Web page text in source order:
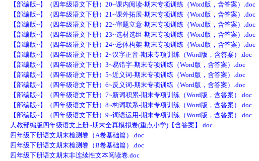
【部编版~】（四年级语文下册）20~课内阅读-期末专项训练（Word版，含答案）.doc
【部编版~】（四年级语文下册）21~课外拓展-期末专项训练（Word版，含答案）.doc
【部编版~】（四年级语文下册）22~审题立意-期末专项训练（Word版，含答案）.doc
【部编版~】（四年级语文下册）23~选材选组-期末专项训练（Word版，含答案）.doc
【部编版~】（四年级语文下册）24~总体构架-期末专项训练（Word版，含答案）.doc
【部编版~】（四年级语文下册）2~汉字正音-期末专项训练（Word版，含答案）.doc
【部编版~】（四年级语文下册）3~易错字-期末专项训练（Word版，含答案）.doc
【部编版~】（四年级语文下册）5~近义词-期末专项训练（Word版，含答案）.doc
【部编版~】（四年级语文下册）6~反义词-期末专项训练（Word版，含答案）.doc
【部编版~】（四年级语文下册）7~新词积累-期末专项训练（Word版，含答案）.doc
【部编版~】（四年级语文下册）8~构词联系-期末专项训练（Word版，含答案）.doc
【部编版~】（四年级语文下册）9~词语运用-期末专项训练（Word版，含答案）.doc
人教部编版四年级语文上册~期末全真模拟卷(重点小学)【含答案】.doc
四年级下册语文期末检测卷（A卷基础篇）.doc
四年级下册语文期末检测卷（B卷基础篇）.doc
四年级下册语文期末非连续性文本阅读卷.doc